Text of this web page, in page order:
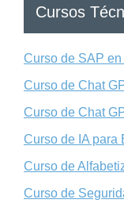
Cursos
Curso de SAP en
Curso de Chat
Curso de Chat
Curso de IA para
Curso de
Curso de